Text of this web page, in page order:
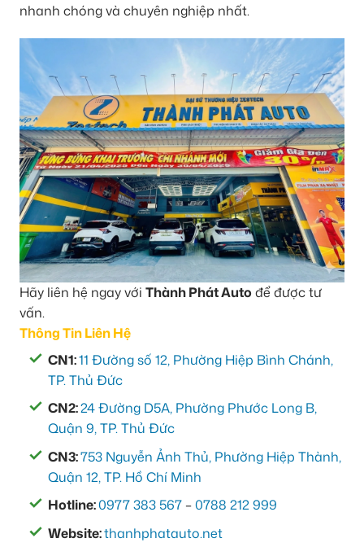
nhanh chóng và chuyên nghiệp nhất.
Hãy liên hệ ngay với Thành Phát Auto để được tư
vấn.
Thông Tin Liên Hệ
CN1:11 Đường số 12, Phường Hiệp Bình Chánh,
TP. Thủ Đức
CN2:24 Đường D5A, Phường Phước Long B,
Quận 9, TP. Thủ Đức
CN3:753 Nguyễn Ảnh Thủ, Phường Hiệp Thành,
Quận 12, TP. Hồ Chí Minh
Hotline:0977 383 567 –0788 212 999
Website:thanhphatauto.net